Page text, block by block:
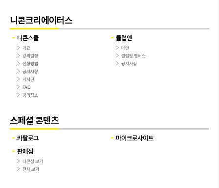
니콘크리에이터스
니콘스쿨
개요
강의일정
신청방법
공지사항
게시판
FAQ
강의장소
클럽앤
메인
클럽앤 멤버스
공지사항
스페셜 콘텐츠
카탈로그
마이크로사이트
판매점
니콘샵 보기
전체 보기